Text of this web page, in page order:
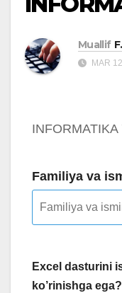
Muallif
MAR
Familiya va
Excel dasturini
ko’rinishga ega?